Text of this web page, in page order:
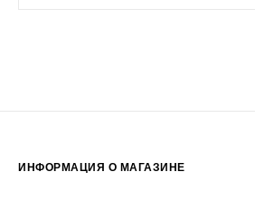
ИНФОРМАЦИЯ О МАГАЗИНЕ